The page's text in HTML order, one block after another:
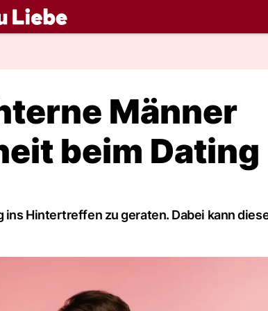
Männer
beim Dating
Hintertreffen zu geraten. Dabei kann